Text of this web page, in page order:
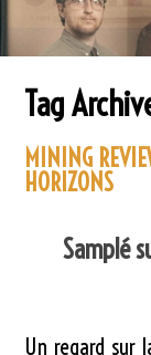
Tag
MINING
HORIZONS
Samplé
Un regard sur